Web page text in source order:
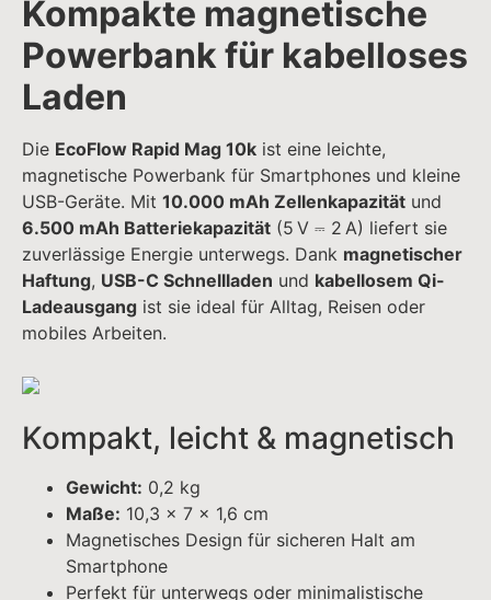
mobiles Arbeiten.
Kompakt, leicht & magnetisch
Gewicht:0,2 kg
Maße: 10,3 × 7 × 1,6 cm
Magnetisches Design für sicheren Halt am
Smartphone
Perfekt für unterwegs oder minimalistische
Setups
Energie für unterwegs
Gesamtkapazität der Zellen:10.000 mAh (7,6
Batteriekapazität:
Ideal für Smartphones, Earbuds und kleine USB-
Geräte